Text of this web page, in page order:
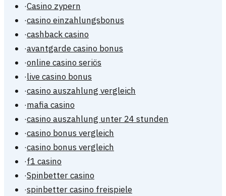
·Casino zypern
·casino einzahlungsbonus
·cashback casino
·avantgarde casino bonus
·online casino seriös
·live casino bonus
·casino auszahlung vergleich
·mafia casino
·casino auszahlung unter 24 stunden
·casino bonus vergleich
·casino bonus vergleich
·f1 casino
·Spinbetter casino
·spinbetter casino freispiele